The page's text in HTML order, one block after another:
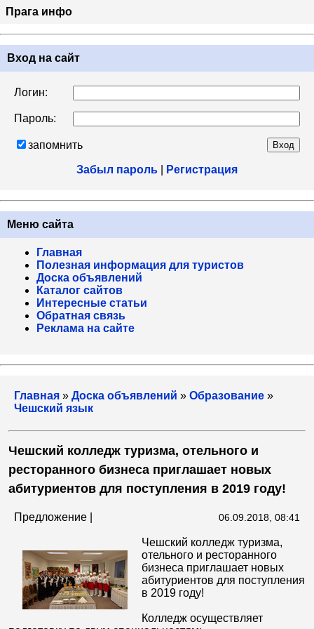
Прага инфо
Вход на сайт
Логин:
Пароль:
запомнить
Забыл пароль Регистрация
Меню сайта
Главная
Полезная информация для туристов
Доска объявлений
Каталог сайтов
Интересные статьи
Обратная связь
Реклама на сайте
Главная » Доска объявлений » Образование »
Чешский язык
Чешский колледж туризма, отельного и
ресторанного бизнеса приглашает новых
абитуриентов для поступления в 2019 году!
Предложение | 06.09.2018, 08:41
Чешский колледж туризма,
отельного и ресторанного
бизнеса приглашает новых
абитуриентов для поступления
в 2019 году!
Колледж осуществляет